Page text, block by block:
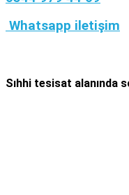
Whatsapp iletişim
Sıhhi tesisat alanında